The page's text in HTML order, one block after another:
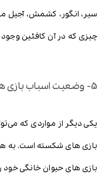
سیر، انگور، کشمش، آجیل
چیزی که در آن کافئین وجود
5- وضعیت اسباب بازی های سگتان را بررسی کنید!
یکی دیگر از مواردی که
بازی های شکسته است. به
بازی های حیوان خانگی خود